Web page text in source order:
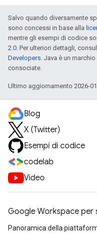
Salvo quando diversamente
sono concessi in base alla
mentre gli esempi di codice
2.0. Per ulteriori dettagli,
Developers. Java è un
consociate.
Ultimo aggiornamento 2026-
Blog
X (Twitter)
Esempi di codice
codelab
Video
Google Workspace per
Panoramica della